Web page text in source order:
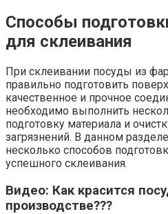
Способы
для склеивания
При склеивании посуды из
правильно подготовить
качественное и прочное
необходимо выполнить
подготовку материала и
загрязнений. В данном
несколько способов
успешного склеивания.
Видео: Как красится
производстве???